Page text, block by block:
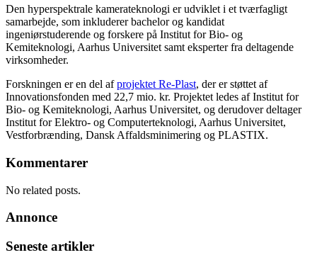
Den hyperspektrale kamerateknologi er udviklet i et tværfagligt
samarbejde, som inkluderer bachelor og kandidat
ingeniørstuderende og forskere på Institut for Bio- og
Kemiteknologi, Aarhus Universitet samt eksperter fra deltagende
virksomheder.
Forskningen er en del afprojektet Re-Plast, der er støttet af
Innovationsfonden med 22,7 mio. kr. Projektet ledes af Institut for
Bio- og Kemiteknologi, Aarhus Universitet, og derudover deltager
Institut for Elektro- og Computerteknologi, Aarhus Universitet,
Vestforbrænding, Dansk Affaldsminimering og PLASTIX.
Kommentarer
No related posts.
Annonce
Seneste artikler